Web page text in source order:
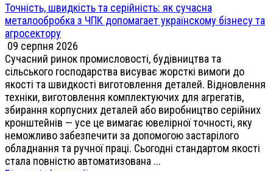
Точність, швидкість та серійність: як сучасна
металообробка з ЧПК допомагает українскому бізнесу та
агросектору
09 серпня 2026
Сучасний ринок промисловості, будівництва та
сільського господарства висуває жорсткі вимоги до
якості та швидкості виготовлення деталей. Відновлення
техніки, виготовлення комплектуючих для агрегатів,
збирання корпусних деталей або виробництво серійних
кронштейнів — усе це вимагає ювелірної точності, яку
неможливо забезпечити за допомогою застарілого
обладнання та ручної праці. Сьогодні стандартом якості
стала повністю автоматизована ...